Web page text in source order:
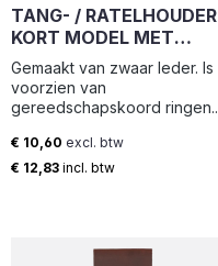
TANG- / RATELHOUDER
KORT MODEL MET
GEREEDSCHAPSKOORD
RINGEN (9X17CM) | THS-
S | ELTEE
Gemaakt van zwaar leder. Is
voorzien van
gereedschapskoord ringen.
Normale prijs:
€ 10,60 excl. btw
€ 12,83 incl. btw